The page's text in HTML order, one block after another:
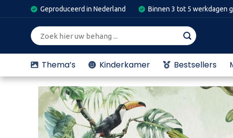
to
Geproduceerd in Nederland Binnen 3 tot 5 werkdagen
Zoeken
naar:
Thema’s Kinderkamer Bestsellers